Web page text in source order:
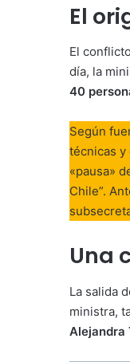
El
El
día, la
40
Según
técnicas y
«pausa»
Chile”.
Una
La salida
ministra,
Alejandra